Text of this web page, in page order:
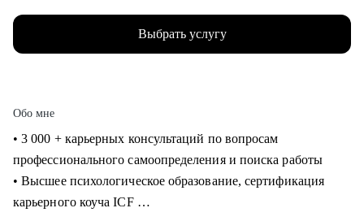
Выбрать услугу
Обо мне
• 3 000 + карьерных консультаций по вопросам
профессионального самоопределения и поиска работы
• Высшее психологическое образование, сертификация
карьерного коуча ICF